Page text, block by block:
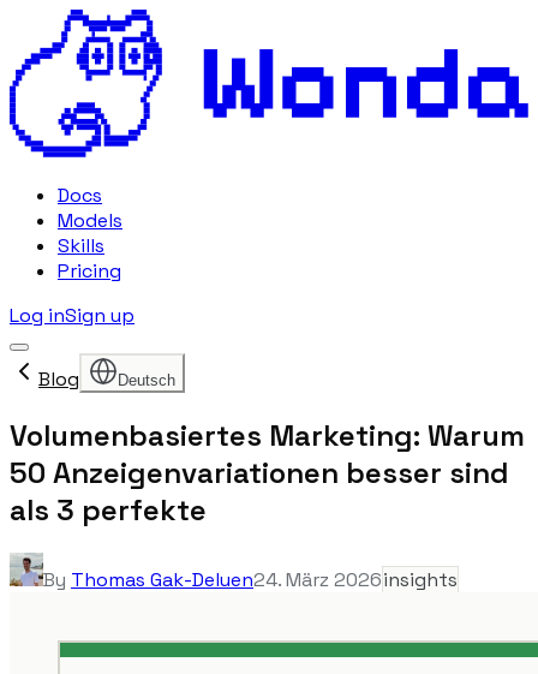
Docs
Models
Skills
Pricing
Log inSign up
Blog Deutsch
Volumenbasiertes Marketing: Warum
50 Anzeigenvariationen besser sind
als 3 perfekte
By Thomas Gak-Deluen24. März 2026insights